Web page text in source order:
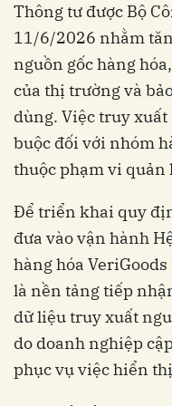
Thông tư được Bộ
11/6/2026 nhằm
nguồn gốc hàng
của thị trường và
dùng. Việc truy
buộc đối với nhóm
thuộc phạm vi quản
Để triển khai quy
đưa vào vận hành
hàng hóa
là nền tảng tiếp
dữ liệu truy xuất
do doanh nghiệp
phục vụ việc hiển